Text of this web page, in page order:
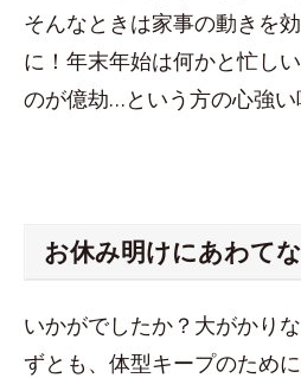
そんなときは家事の動きを
に！年末年始は何かと忙し
のが億劫…という方の心強い
お休み明けにあわて
いかがでしたか？大がかり
ずとも、体型キープのため